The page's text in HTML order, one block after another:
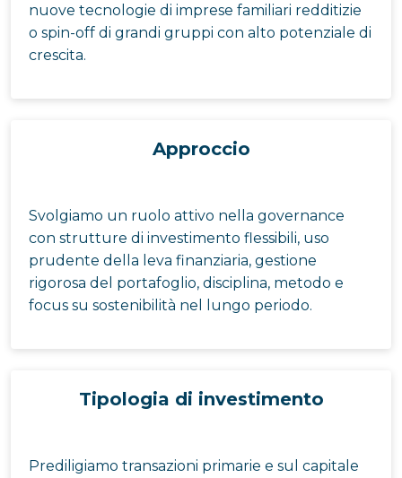
nuove tecnologie di imprese familiari redditizie
o spin-off di grandi gruppi con alto potenziale di
crescita.
Approccio
Svolgiamo un ruolo attivo nella governance
con strutture di investimento flessibili, uso
prudente della leva finanziaria, gestione
rigorosa del portafoglio, disciplina, metodo e
focus su sostenibilità nel lungo periodo.
Tipologia di investimento
Prediligiamo transazioni primarie e sul capitale